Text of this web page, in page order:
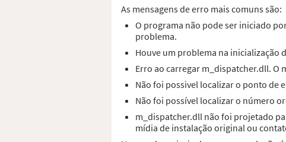
As mensagens de erro mais comuns são:
O programa não pode ser iniciado
problema.
Houve um problema na inicialização
Erro ao carregar m_dispatcher.dll.
Não foi possivel localizar o ponto
Não foi possível localizar o número
m_dispatcher.dll não foi projetado
mídia de instalação original ou